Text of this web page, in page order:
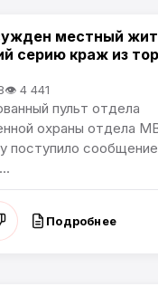
местный
серию краж из
👁 4 441
пульт отдела
охраны отдела
поступило
Подробнее